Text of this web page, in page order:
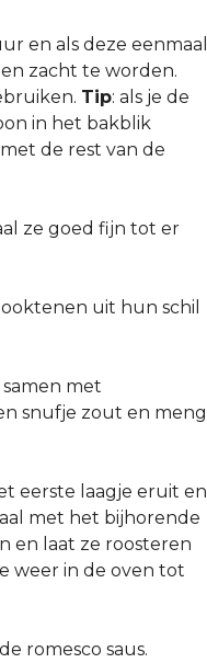
en als deze eenmaal
zacht te worden.
Tip: als je de
in het bakblik
de rest van de
ze goed fijn tot er
uit hun schil
met
snufje zout en meng
eerste laagje eruit en
met het bijhorende
en laat ze roosteren
weer in de oven tot
romesco saus.